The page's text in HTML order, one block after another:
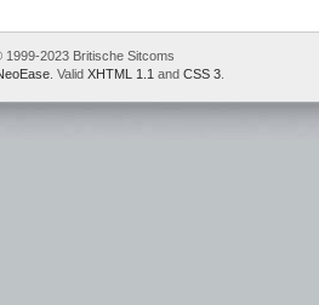
1999-2023 Britische Sitcoms
. Valid XHTML 1.1 and CSS 3